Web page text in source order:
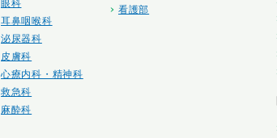
眼科
耳鼻咽喉科
泌尿器科
皮膚科
心療内科・精神科
救急科
麻酔科
看護部